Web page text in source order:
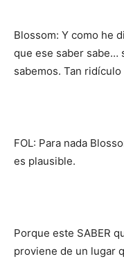
Blossom: Y como he
que ese saber sabe…
sabemos. Tan
FOL: Para nada
es plausible.
Porque este SABER
proviene de un lugar